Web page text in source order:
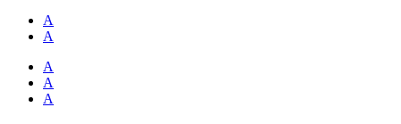
А
А
А
А
А